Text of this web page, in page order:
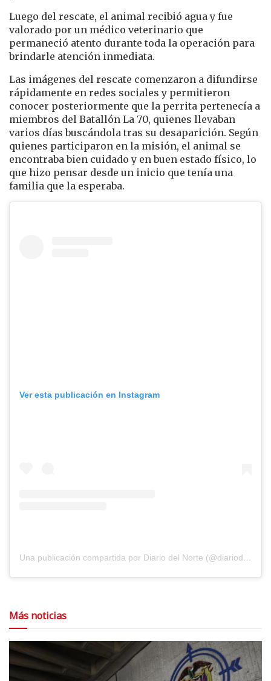
Luego del rescate, el animal recibió agua y fue
valorado por un médico veterinario que
permaneció atento durante toda la operación para
brindarle atención inmediata.
Las imágenes del rescate comenzaron a difundirse
rápidamente en redes sociales y permitieron
conocer posteriormente que la perrita pertenecía a
miembros del Batallón La 70, quienes llevaban
varios días buscándola tras su desaparición. Según
quienes participaron en la misión, el animal se
encontraba bien cuidado y en buen estado físico, lo
que hizo pensar desde un inicio que tenía una
familia que la esperaba.
Ver esta publicación en Instagram
Una publicación compartida por Diario del Norte (@diariodelnorte)
Más noticias